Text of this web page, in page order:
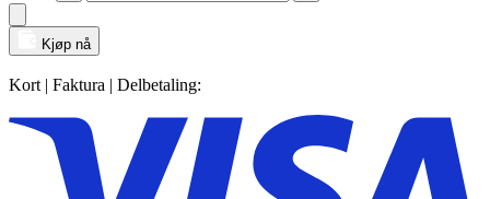
Kjøp nå
Kort | Faktura | Delbetaling: